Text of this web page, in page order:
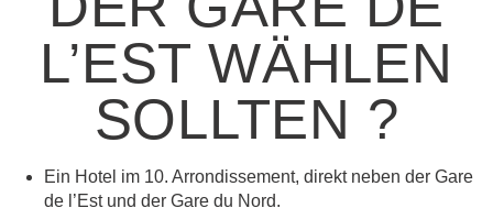
L’EST WÄHLEN
SOLLTEN ?
Ein Hotel im 10. Arrondissement, direkt neben der Gare
de l’Est und der Gare du Nord.